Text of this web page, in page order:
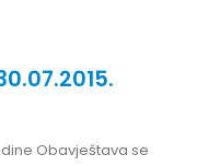
Obavještava se